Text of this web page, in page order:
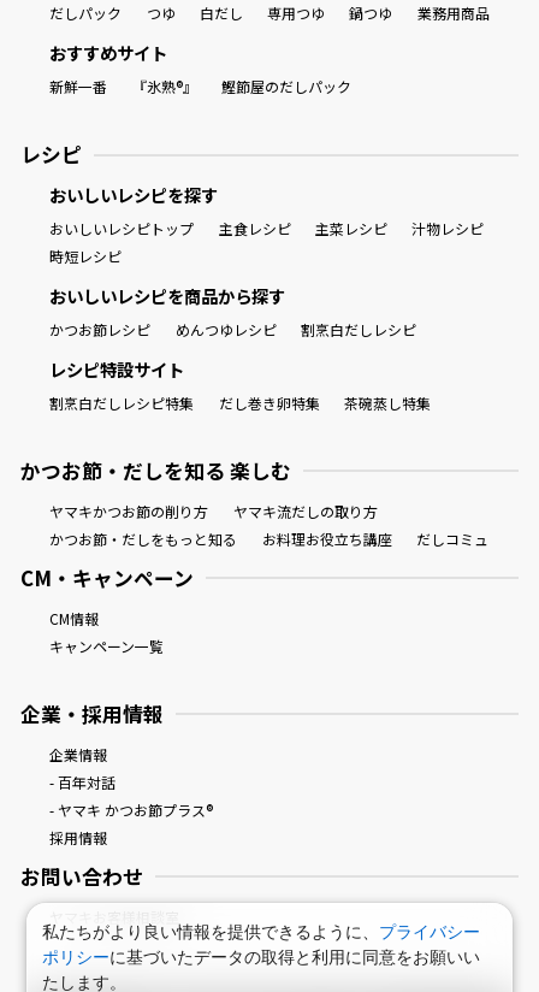
おすすめサイト
氷熟®︎
だしパック
つゆ 白だし 専用つゆ 鍋つゆ 業務用商品
おすすめサイト
新鮮一番 『氷熟®』 鰹節屋のだしパック
レシピ
おいしいレシピを探す
おいしいレシピトップ 主食レシピ 主菜レシピ
汁物レシピ
時短レシピ
おいしいレシピを商品から探す
かつお節レシピ めんつゆレシピ 割烹白だしレシピ
レシピ特設サイト
割烹白だしレシピ特集 だし巻き卵特集 茶碗蒸し特集
かつお節・だしを知る 楽しむ
ヤマキかつお節の削り方
ヤマキ流だしの取り方
かつお節・だしをもっと知る
お料理お役立ち講座 だしコミュ
CM・キャンペーン
CM情報
キャンペーン一覧
企業・採用情報
企業情報
- 百年対話
- ヤマキ かつお節プラス®
採用情報
お問い合わせ
私たちがより良い情報を提供できるように、 プライバシー
ポリシーに基づいたデータの取得と利用に同意をお願いい
たします。